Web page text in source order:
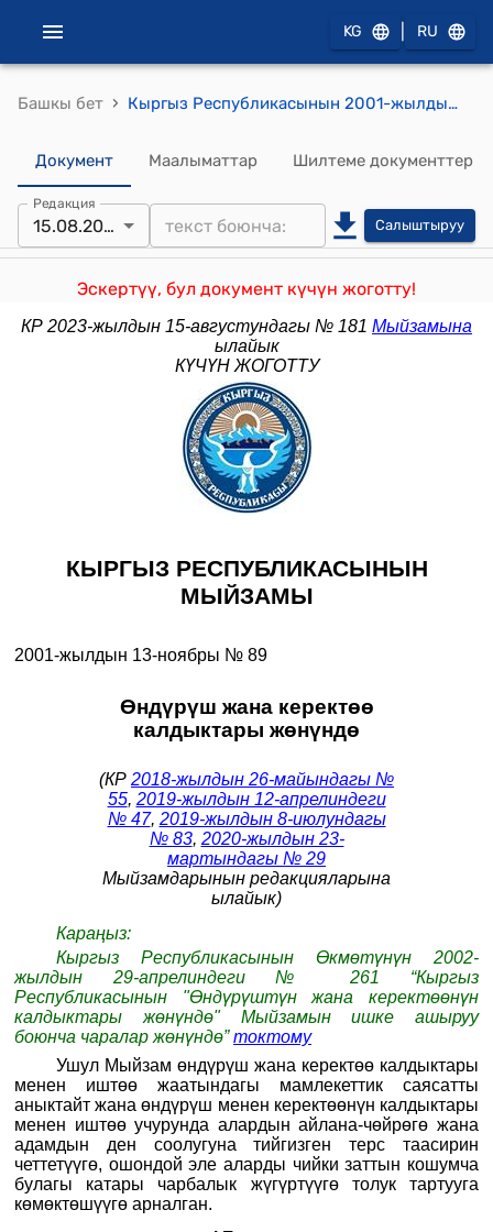
KG RU
Башкы бет › Кыргыз Республикасынын 2001-жылдын 13-ноябрындагы № 89 "Өндүрүш жана керектөө калдыктары жөнүндө" Мыйзамы
Документ Маалыматтар Шилтеме документтер
Редакция
15.08.2023 Салыштыруу
Эскертүү, бул документ күчүн жоготту!